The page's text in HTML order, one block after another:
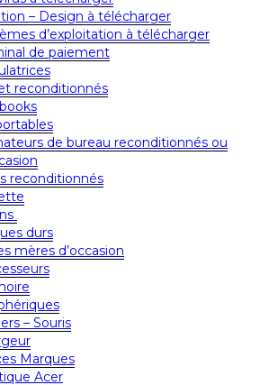
– Design à télécharger
d’exploitation à télécharger
de paiement
reconditionnés
de bureau reconditionnés ou
reconditionnés
durs
mères d’occasion
– Souris
Marques
Acer